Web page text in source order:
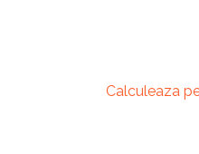
Calculeaza